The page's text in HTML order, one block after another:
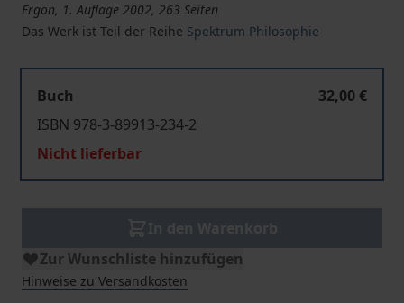
Ergon, 1. Auflage 2002, 263 Seiten
Das Werk ist Teil der Reihe Spektrum Philosophie
Buch
32,00 €
ISBN 978-3-89913-234-2
Nicht lieferbar
Zur Wunschliste hinzufügen
Hinweise zu Versandkosten